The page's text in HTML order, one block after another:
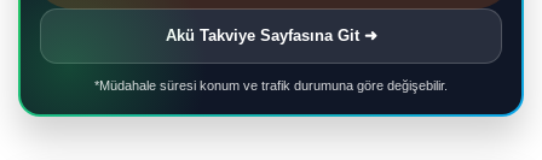
Akü Takviye Sayfasına Git ➜
*Müdahale süresi konum ve trafik durumuna göre değişebilir.